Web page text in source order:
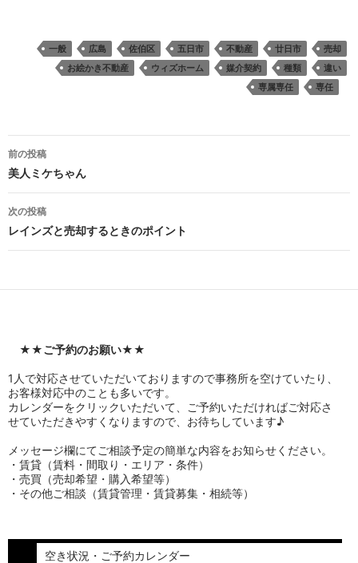
一般 広島 佐伯区 五日市 不動産 廿日市
売却
お絵かき不動産
ウィズホーム 媒介契約 種類
違い
専属専任
専任
投
稿
ナ
ビ
ー
ョ
ン
前の投稿
美人ミケちゃん
次の投稿
レインズと売却するときのポイント
★★ご予約のお願い★★
1人で対応させていただいておりますので事務所を空けていたり、
お客様対応中のことも多いです。
カレンダーをクリックいただいて、ご予約いただければご対応さ
せていただきやすくなりますので、お待ちしています♪
メッセージ欄にてご相談予定の簡単な内容をお知らせください。
・賃貸（賃料・間取り・エリア・条件）
・売買（売却希望・購入希望等）
・その他ご相談（賃貸管理・賃貸募集・相続等）
空き状況・ご予約カレンダー